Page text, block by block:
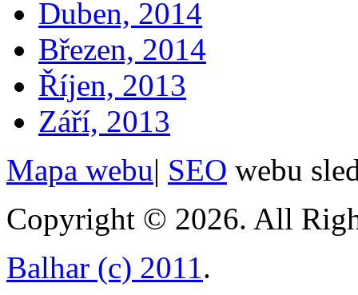
Duben, 2014
Březen, 2014
Říjen, 2013
Září, 2013
Mapa webu| SEO webu
Copyright © 2026. All
Balhar (c) 2011.